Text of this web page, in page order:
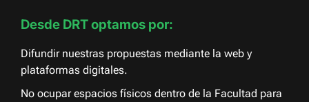
Desde DRT optamos por:
Difundir nuestras propuestas mediante la web y
plataformas digitales.
No ocupar espacios físicos dentro de la Facultad para